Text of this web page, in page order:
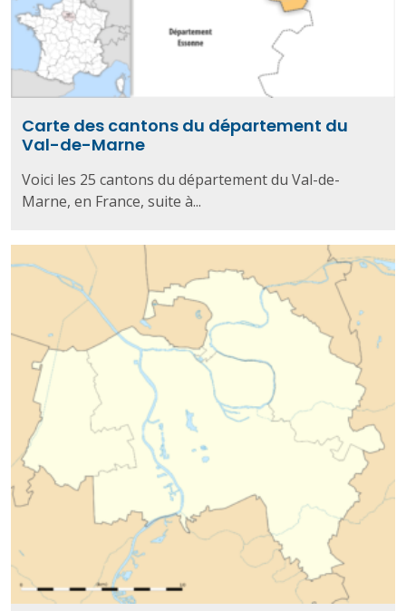
Carte des cantons du département du
Val-de-Marne
Voici les 25 cantons du département du Val-de-
Marne, en France, suite à...